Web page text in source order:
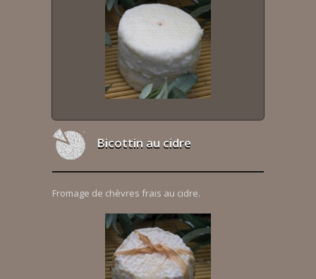
Bicottin au cidre
Fromage de chèvres frais au cidre.